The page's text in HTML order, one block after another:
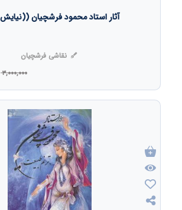
آثار استاد محمود فرشچیان
نقاشی فرشچیان
3,000,000